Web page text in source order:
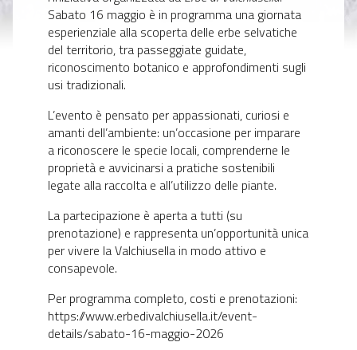
Sabato 16 maggio è in programma una giornata
esperienziale alla scoperta delle erbe selvatiche
del territorio, tra passeggiate guidate,
riconoscimento botanico e approfondimenti sugli
usi tradizionali.
L’evento è pensato per appassionati, curiosi e
amanti dell’ambiente: un’occasione per imparare
a riconoscere le specie locali, comprenderne le
proprietà e avvicinarsi a pratiche sostenibili
legate alla raccolta e all’utilizzo delle piante.
La partecipazione è aperta a tutti (su
prenotazione) e rappresenta un’opportunità unica
per vivere la Valchiusella in modo attivo e
consapevole.
Per programma completo, costi e prenotazioni:
https://www.erbedivalchiusella.it/event-
details/sabato-16-maggio-2026